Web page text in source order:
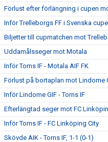
Förlust efter förlängning i cupen
Inför Trelleborgs FF i Svenska
Biljetter till cupmatchen mot
Uddamålsseger mot Motala
Inför Torns IF - Motala AIF FK
Förlust på bortaplan mot Lindome
Inför Lindome GIF - Torns IF
Efterlängtad seger mot FC
Inför Torns IF - FC Linköping City
Skövde AIK - Torns IF, 1-1 (0-1)